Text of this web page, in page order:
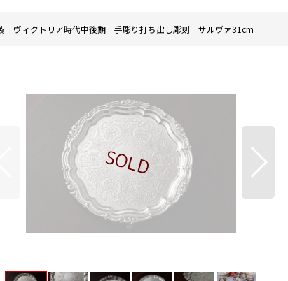
ヴィクトリア時代中後期 手彫り打ち出し彫刻 サルヴァ31cm